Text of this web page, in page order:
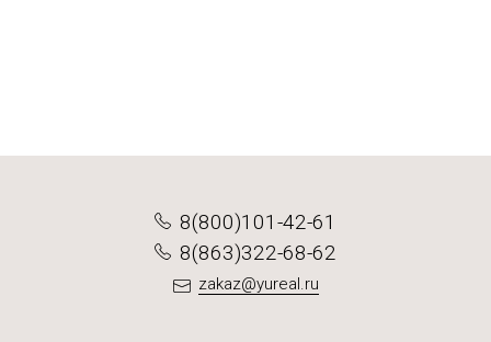
8(800)101-42-61
8(863)322-68-62
zakaz@yureal.ru